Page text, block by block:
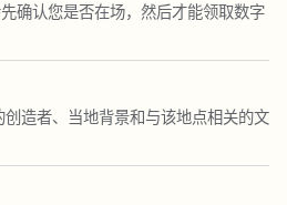
确认您是否在场，然后才能领取数字
造者、当地背景和与该地点相关的文